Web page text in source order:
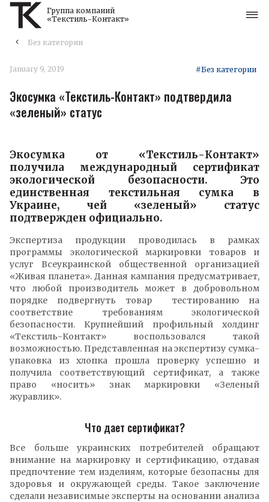
Группа компаний
«Текстиль-Контакт»
Без категории
January 9, 2019 #Без категории
Экосумка «Текстиль-Контакт» подтвердила
«зеленый» статус
Экосумка от «Текстиль-Контакт»
получила международный сертификат
экологической безопасности. Это
единственная текстильная сумка в
Украине, чей «зеленый» статус
подтвержден официально.
Экспертиза продукции проводилась в рамках
программы экологической маркировки товаров и
услуг Всеукраинской общественной организацией
«Живая планета». Данная кампания предусматривает,
что любой производитель может в добровольном
порядке подвергнуть товар тестированию на
соответствие требованиям экологической
безопасности. Крупнейший профильный холдинг
«Текстиль-Контакт» воспользовался такой
возможностью. Представленная на экспертизу сумка-
упаковка из хлопка прошла проверку успешно и
получила соответствующий сертификат, а также
право «носить» знак маркировки «Зеленый
журавлик».
Что дает сертификат?
Все больше украинских потребителей обращают
внимание на маркировку и сертификацию, отдавая
предпочтение тем изделиям, которые безопасны для
здоровья и окружающей среды. Такое заключение
сделали независимые эксперты на основании анализа